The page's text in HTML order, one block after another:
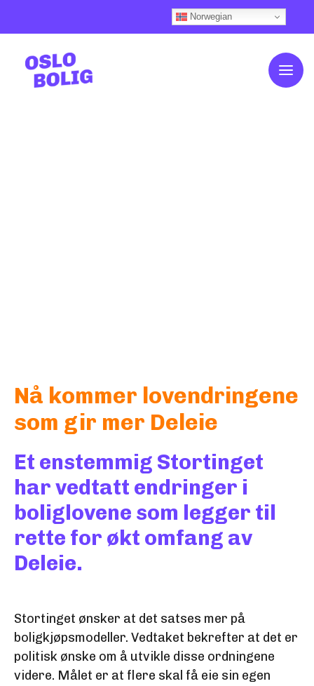
Norwegian
Nå kommer lovendringene
som gir mer Deleie
Et enstemmig Stortinget
har vedtatt endringer i
boliglovene som legger til
rette for økt omfang av
Deleie.
Stortinget ønsker at det satses mer på
boligkjøpsmodeller. Vedtaket bekrefter at det er
politisk ønske om å utvikle disse ordningene
videre. Målet er at flere skal få eie sin egen